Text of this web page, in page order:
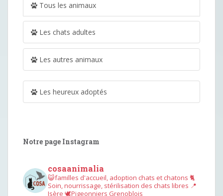
Tous les animaux
Les chats adultes
Les autres animaux
Les heureux adoptés
Notre page Instagram
cosaanimalia
😺familles d'accueil, adoption chats et chatons 🐈
Soin, nourrissage, stérilisation des chats libres 📍
Isère 🕊︎Pigeonniers Grenoblois